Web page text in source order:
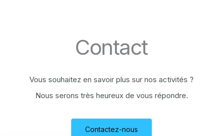
Contact
Vous souhaitez en savoir plus sur nos activités ?
Nous serons très heureux de vous répondre.
Contactez-nous